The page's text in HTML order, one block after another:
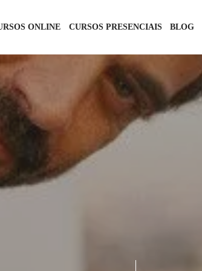
ONLINE CURSOS PRESENCIAIS BLOG
RELACIONAMENTOS